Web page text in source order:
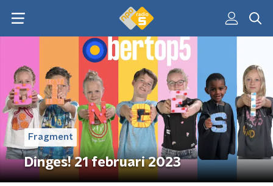
Fragment
Dinges! 21 februari 2023